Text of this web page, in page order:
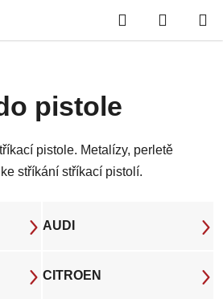
Hledat
KOŠÍK
pistole
pistole. Metalízy, perletě
stříkání stříkací pistolí.
AUDI
CITROEN